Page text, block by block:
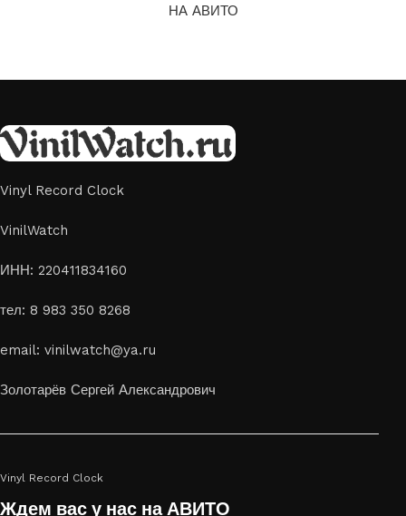
НА АВИТО
Vinyl Record Clock
VinilWatch
ИНН: 220411834160
тел: 8 983 350 8268
email: vinilwatch@ya.ru
Золотарёв Сергей Александрович
Vinyl Record Clock
Ждем вас у нас на АВИТО